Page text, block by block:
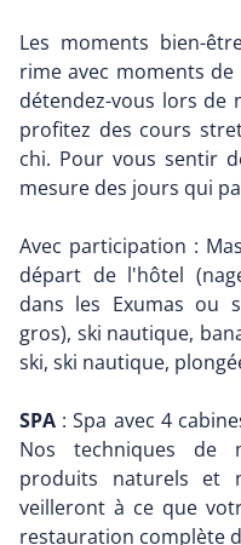
Les moments bien-
rime avec moments
détendez-vous lors de
profitez des cours
chi. Pour vous sentir
mesure des jours qui
Avec participation :
départ de l'hôtel
dans les Exumas ou
gros), ski nautique,
ski, ski nautique,
SPA : Spa avec 4
Nos techniques de
produits naturels et
veilleront à ce que
restauration complète